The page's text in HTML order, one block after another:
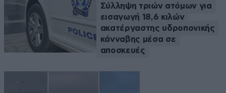
Σύλληψη τριών ατόμων για
εισαγωγή 18,6 κιλών
ακατέργαστης υδροπονικής
κάνναβης μέσα σε
αποσκευές